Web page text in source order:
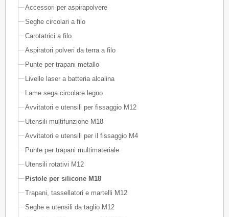
Accessori per aspirapolvere
Seghe circolari a filo
Carotatrici a filo
Aspiratori polveri da terra a filo
Punte per trapani metallo
Livelle laser a batteria alcalina
Lame sega circolare legno
Avvitatori e utensili per fissaggio M12
Utensili multifunzione M18
Avvitatori e utensili per il fissaggio M4
Punte per trapani multimateriale
Utensili rotativi M12
Pistole per silicone M18
Trapani, tassellatori e martelli M12
Seghe e utensili da taglio M12